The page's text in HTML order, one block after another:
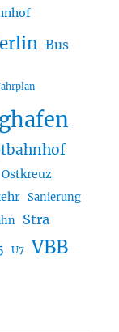
Bus
Ostkreuz
Sanierung
Stra
U7 VBB